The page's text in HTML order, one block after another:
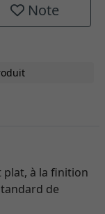
Note
plat, à la finition
de